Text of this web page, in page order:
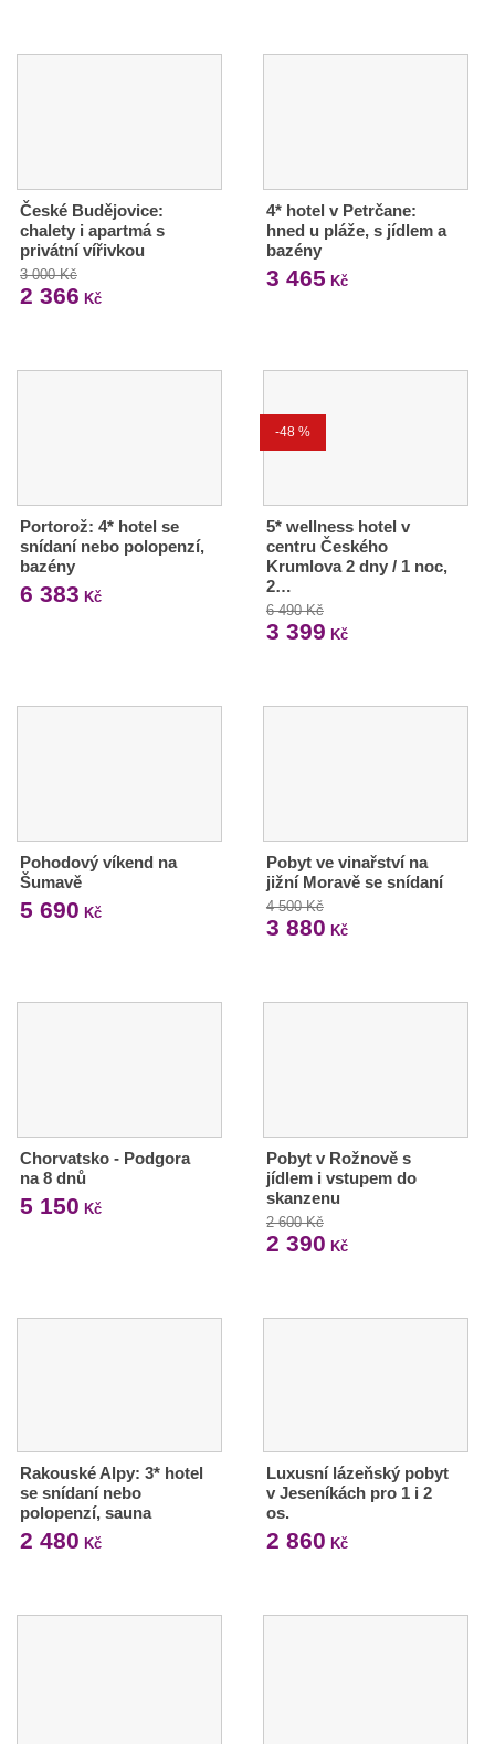
České Budějovice:
chalety i apartmá s
privátní vířivkou
3 000 Kč
2 366 Kč
4* hotel v Petrčane:
hned u pláže, s jídlem a
bazény
3 465 Kč
Portorož: 4* hotel se
snídaní nebo polopenzí,
bazény
6 383 Kč
-48 %
5* wellness hotel v
centru Českého
Krumlova 2 dny / 1 noc,
2…
6 490 Kč
3 399 Kč
Pohodový víkend na
Šumavě
5 690 Kč
Pobyt ve vinařství na
jižní Moravě se snídaní
4 500 Kč
3 880 Kč
Chorvatsko - Podgora
na 8 dnů
5 150 Kč
Pobyt v Rožnově s
jídlem i vstupem do
skanzenu
2 600 Kč
2 390 Kč
Rakouské Alpy: 3* hotel
se snídaní nebo
polopenzí, sauna
2 480 Kč
Luxusní lázeňský pobyt
v Jeseníkách pro 1 i 2
os.
2 860 Kč